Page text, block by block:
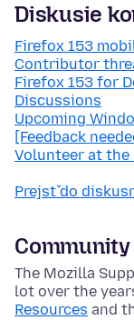
Diskusie
Firefox 153
Contributor
Firefox 153 for
Discussions
Upcoming
[Feedback
Volunteer at the
Prejsť do
The Mozilla
lot over the
Resources and